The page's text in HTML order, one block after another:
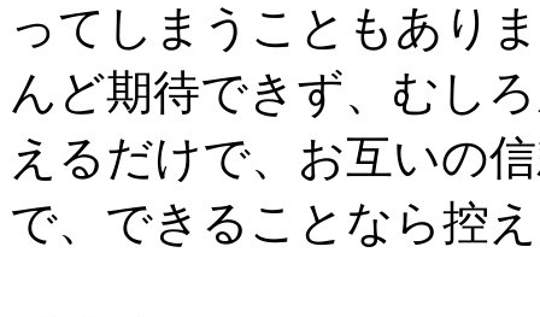
ってしまうこともあり
んど期待できず、むし
えるだけで、お互いの
で、できることなら控